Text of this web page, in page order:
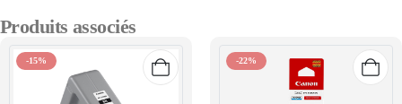
Produits associés
-15% -22%